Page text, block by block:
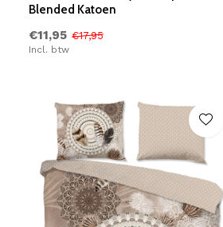
Blended Katoen
€11,95 €17,95
Incl. btw